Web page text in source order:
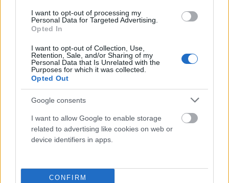
I want to opt-out of processing my
Personal Data for Targeted Advertising.
Opted In
I want to opt-out of Collection, Use,
Retention, Sale, and/or Sharing of my
Personal Data that Is Unrelated with the
Purposes for which it was collected.
Opted Out
Google consents
I want to allow Google to enable storage
related to advertising like cookies on web or
device identifiers in apps.
CONFIRM
Felhasznált forrás:
https://jamesclear.com/habit-tracker
Previous article
TITKA VALAKI BIZTONSÁGOSAN